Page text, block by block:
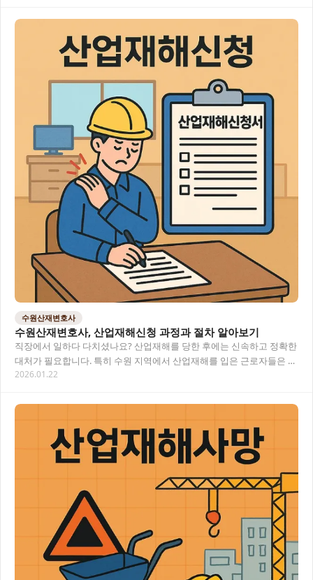
수원산재변호사
수원산재변호사, 산업재해신청 과정과 절차 알아보기
직장에서 일하다 다치셨나요? 산업재해를 당한 후에는 신속하고 정확한
대처가 필요합니다. 특히 수원 지역에서 산업재해를 입은 근로자들은 복
잡한 산업재해신청 절차에 어려움을 느끼는 경…
2026.01.22